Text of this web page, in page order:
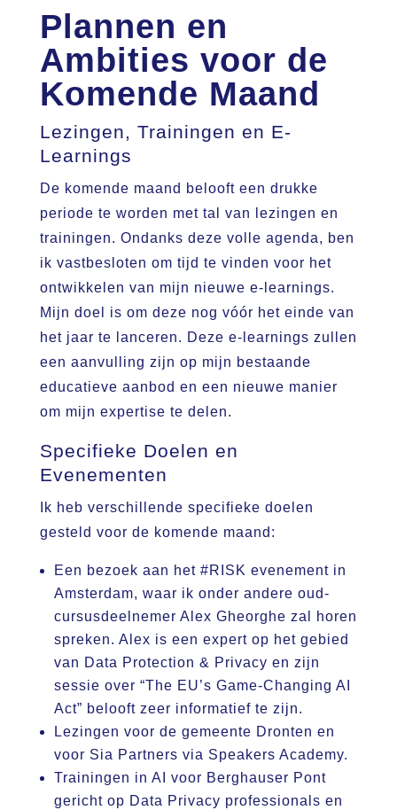
Plannen en
Ambities voor de
Komende Maand
Lezingen, Trainingen en E-
Learnings
De komende maand belooft een drukke
periode te worden met tal van lezingen en
trainingen. Ondanks deze volle agenda, ben
ik vastbesloten om tijd te vinden voor het
ontwikkelen van mijn nieuwe e-learnings.
Mijn doel is om deze nog vóór het einde van
het jaar te lanceren. Deze e-learnings zullen
een aanvulling zijn op mijn bestaande
educatieve aanbod en een nieuwe manier
om mijn expertise te delen.
Specifieke Doelen en
Evenementen
Ik heb verschillende specifieke doelen
gesteld voor de komende maand:
Een bezoek aan het #RISK evenement in
Amsterdam, waar ik onder andere oud-
cursusdeelnemer Alex Gheorghe zal horen
spreken. Alex is een expert op het gebied
van Data Protection & Privacy en zijn
sessie over “The EU’s Game-Changing AI
Act” belooft zeer informatief te zijn.
Lezingen voor de gemeente Dronten en
voor Sia Partners via Speakers Academy.
Trainingen in AI voor Berghauser Pont
gericht op Data Privacy professionals en